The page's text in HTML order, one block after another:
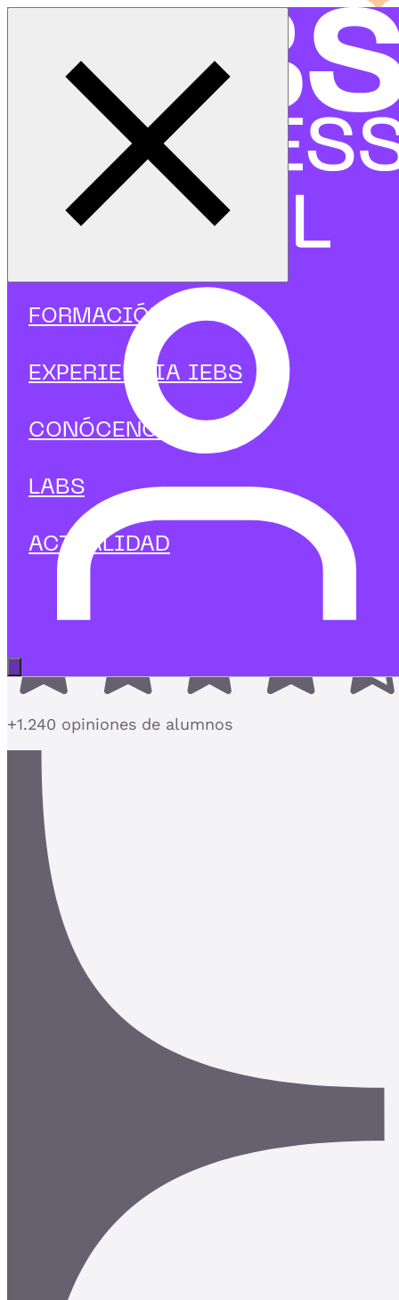
FORMACIÓN
EXPERIENCIA IEBS
CONÓCENOS
LABS
ACTUALIDAD
Inicio
Programas
Programas focalizados
Inbound Marketing
Curso en Análisis de Inbound Marketing
Curso en Análisis de Inbound
Mide el impacto real de tu inbound marketing y
optimiza con datos
+1.240 opiniones de alumnos